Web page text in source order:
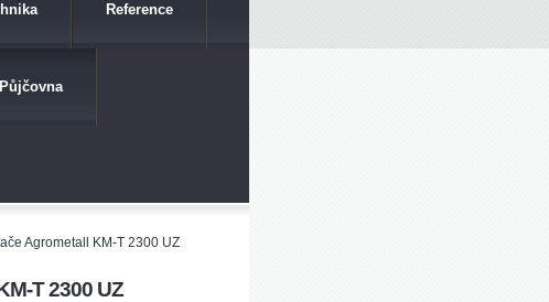
Reference
Půjčovna
Agrometall KM-T 2300 UZ
T 2300 UZ